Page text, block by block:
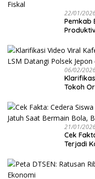
22/01/
‎Pemkab
06/02/
Tokoh
21/01/
Cek
Terjadi